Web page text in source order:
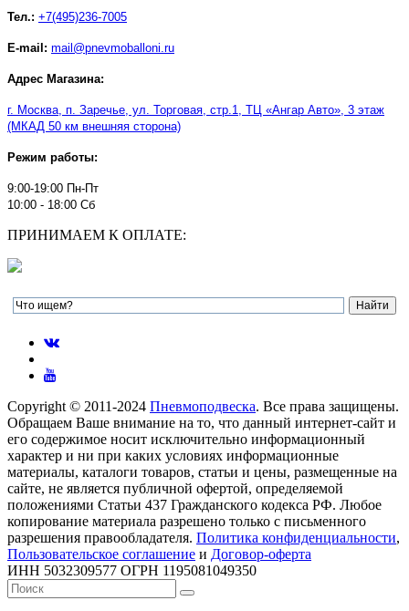
Тел.: +7(495)236-7005
E-mail: mail@pnevmoballoni.ru
Адрес Магазина:
г. Москва, п. Заречье, ул. Торговая, стр.1, ТЦ «Ангар Авто» , 3 этаж
(МКАД 50 км внешняя сторона)
Режим работы:
9:00-19:00 Пн-Пт
10:00 - 18:00 Сб
ПРИНИМАЕМ К ОПЛАТЕ:
Copyright © 2011-2024 Пневмоподвеска. Все права защищены.
Обращаем Ваше внимание на то, что данный интернет-сайт и
его содержимое носит исключительно информационный
характер и ни при каких условиях информационные
материалы, каталоги товаров, статьи и цены, размещенные на
сайте, не является публичной офертой, определяемой
положениями Статьи 437 Гражданского кодекса РФ. Любое
копирование материала разрешено только с письменного
разрешения правообладателя. Политика конфиденциальности,
Пользовательское соглашение и Договор-оферта
ИНН 5032309577 ОГРН 1195081049350